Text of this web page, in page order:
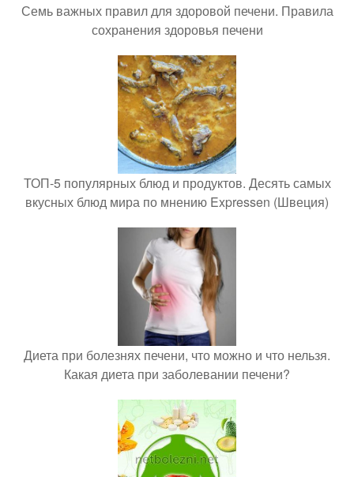
Семь важных правил для здоровой печени. Правила
сохранения здоровья печени
ТОП-5 популярных блюд и продуктов. Десять самых
вкусных блюд мира по мнению Expressen (Швеция)
Диета при болезнях печени, что можно и что нельзя.
Какая диета при заболевании печени?